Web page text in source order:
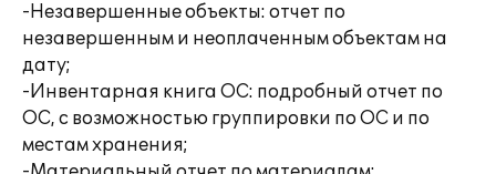
-Незавершенные объекты: отчет по
незавершенным и неоплаченным объектам на
дату;
-Инвентарная книга ОС: подробный отчет по
ОС, с возможностью группировки по ОС и по
местам хранения;